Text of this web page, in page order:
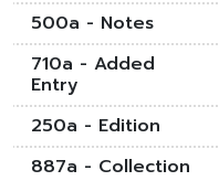
500a - Notes
710a - Added
Entry
250a - Edition
887a - Collection